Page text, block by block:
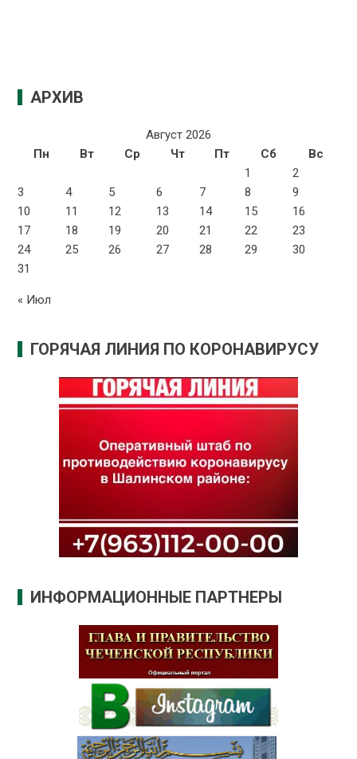
АРХИВ
Август 2026
Пн
Вт Ср Чт Пт Сб
Вс
1
2
3
4 5 6 7 8
9
10
11 12 13 14 15
16
17
18 19 20 21 22
23
24
25 26 27 28 29
30
31
« Июл
ГОРЯЧАЯ ЛИНИЯ ПО КОРОНАВИРУСУ
ИНФОРМАЦИОННЫЕ ПАРТНЕРЫ